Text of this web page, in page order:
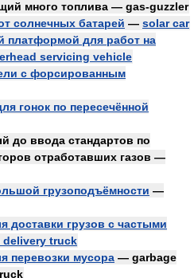
много топлива — gas-guzzler
солнечных батарей — solar car
платформой для работ на
servicing vehicle
с форсированным
гонок по пересечённой
до ввода стандартов по
отработавших газов —
грузоподъёмности —
доставки грузов с частыми
truck
перевозки мусора — garbage